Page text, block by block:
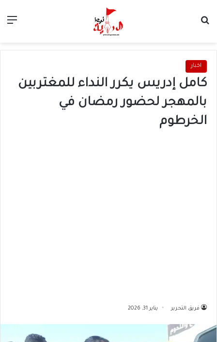
اخبار
كامل إدريس يكرر النداء للمغتربين
بالمهجر لحضور رمضان في
الخرطوم
فريق التحرير يناير 31, 2026